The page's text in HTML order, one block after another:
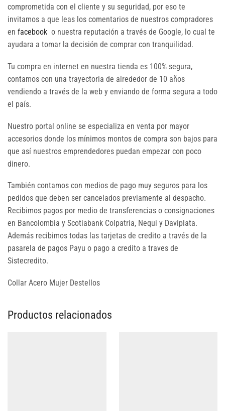
comprometida con el cliente y su seguridad, por eso te
invitamos a que leas los comentarios de nuestros compradores
en facebook o nuestra reputación a través de Google, lo cual te
ayudara a tomar la decisión de comprar con tranquilidad.
Tu compra en internet en nuestra tienda es 100% segura,
contamos con una trayectoria de alrededor de 10 años
vendiendo a través de la web y enviando de forma segura a todo
el país.
Nuestro portal online se especializa en venta por mayor
accesorios donde los mínimos montos de compra son bajos para
que así nuestros emprendedores puedan empezar con poco
dinero.
También contamos con medios de pago muy seguros para los
pedidos que deben ser cancelados previamente al despacho.
Recibimos pagos por medio de transferencias o consignaciones
en Bancolombia y Scotiabank Colpatria, Nequi y Daviplata.
Además recibimos todas las tarjetas de credito a través de la
pasarela de pagos Payu o pago a credito a traves de
Sistecredito.
Collar Acero Mujer Destellos
Productos relacionados